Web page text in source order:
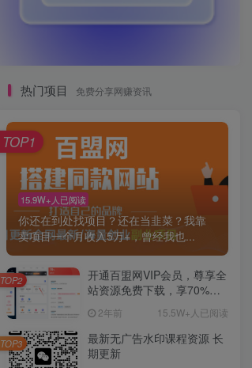
热门项目 免费分享网赚资讯
15.9W+人已阅读
你还在到处找项目？还在当韭菜？我靠
卖项目一个月收入5万+，曾经我也...
TOP1
开通百盟网VIP会员，尊享全
站资源免费下载，享70%的
惠】2年前 15.5W+人已阅读
TOP2
最新无广告水印课程资源 长
期更新
TOP3